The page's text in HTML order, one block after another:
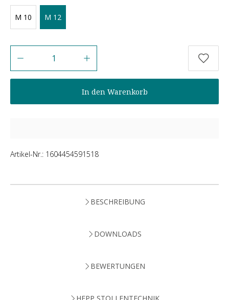
M 10 M 12
In den Warenkorb
Artikel-Nr.: 1604454591518
BESCHREIBUNG
DOWNLOADS
BEWERTUNGEN